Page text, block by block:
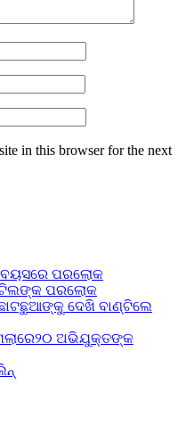
in this browser for the next
ବୟସରେ ପରଲୋକ
ପରଲୋକ
ଦେଖି ବାଣ୍ଟିଲେ
ଅଭିଯୁକ୍ତଙ୍କ